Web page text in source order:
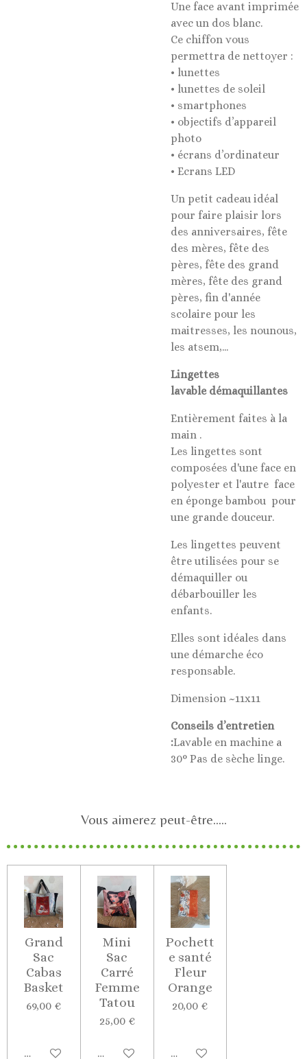
Une face avant imprimée
avec un dos blanc.
Ce chiffon vous
permettra de nettoyer :
• lunettes
• lunettes de soleil
• smartphones
• objectifs d’appareil
photo
• écrans d’ordinateur
• Ecrans LED
Un petit cadeau idéal
pour faire plaisir lors
des anniversaires, fête
des mères, fête des
pères, fête des grand
mères, fête des grand
pères, fin d'année
scolaire pour les
maitresses, les nounous,
les atsem,...
Lingettes
lavable démaquillantes
Entièrement faites à la
main .
Les lingettes sont
composées d'une face en
polyester et l'autre face
en éponge bambou pour
une grande douceur.
Les lingettes peuvent
être utilisées pour se
démaquiller ou
débarbouiller les
enfants.
Elles sont idéales dans
une démarche éco
responsable.
Dimension ~11x11
Conseils d’entretien
:Lavable en machine a
30° Pas de sèche linge.
Vous aimerez peut-être.....
Grand
Sac
Cabas
Basket
69,00 €
Ajouter au panier
Mini
Sac
Carré
Femme
Tatou
25,00 €
Ajouter au panier
Pochett
e santé
Fleur
Orange
20,00 €
Ajouter au panier